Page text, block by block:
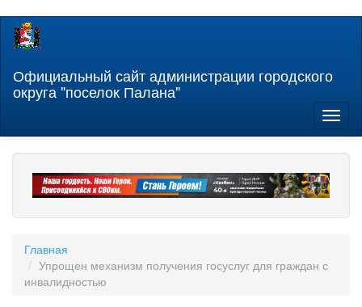
Перейти
содержанию
Официальный сайт администрации городского
округа "поселок Палана"
Главная
Упрощен механизм получения госуслуг для граждан с
инвалидностью